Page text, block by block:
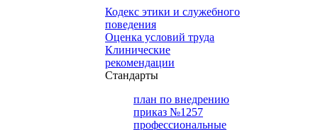
Кодекс этики и служебного
поведения
Оценка условий труда
Клинические
рекомендации
Cтандарты
план по внедрению
приказ №1257
профессиональные